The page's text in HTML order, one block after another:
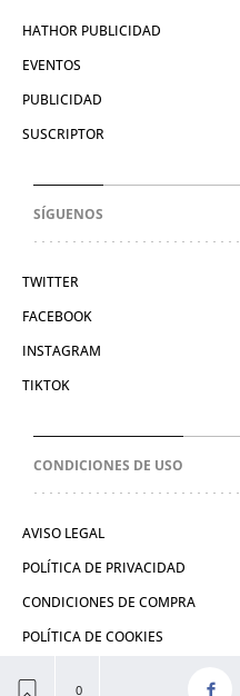
HATHOR PUBLICIDAD
EVENTOS
PUBLICIDAD
SUSCRIPTOR
SÍGUENOS
TWITTER
FACEBOOK
INSTAGRAM
TIKTOK
CONDICIONES DE USO
AVISO LEGAL
POLÍTICA DE PRIVACIDAD
CONDICIONES DE COMPRA
POLÍTICA DE COOKIES